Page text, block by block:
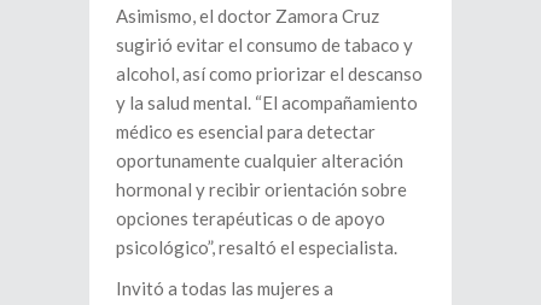
Asimismo, el doctor Zamora Cruz
sugirió evitar el consumo de tabaco y
alcohol, así como priorizar el descanso
y la salud mental. “El acompañamiento
médico es esencial para detectar
oportunamente cualquier alteración
hormonal y recibir orientación sobre
opciones terapéuticas o de apoyo
psicológico”, resaltó el especialista.
Invitó a todas las mujeres a